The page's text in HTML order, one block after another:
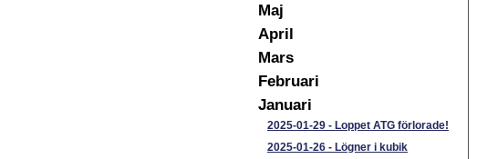
Maj
April
Mars
Februari
Januari
2025-01-29 - Loppet ATG förlorade!
2025-01-26 - Lögner i kubik